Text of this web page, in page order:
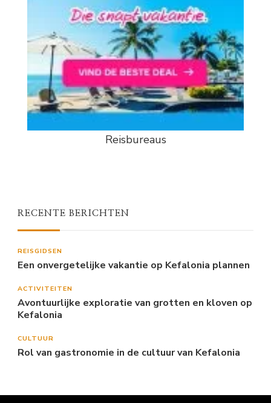
Reisbureaus
RECENTE BERICHTEN
REISGIDSEN
Een onvergetelijke vakantie op Kefalonia plannen
ACTIVITEITEN
Avontuurlijke exploratie van grotten en kloven op
Kefalonia
CULTUUR
Rol van gastronomie in de cultuur van Kefalonia